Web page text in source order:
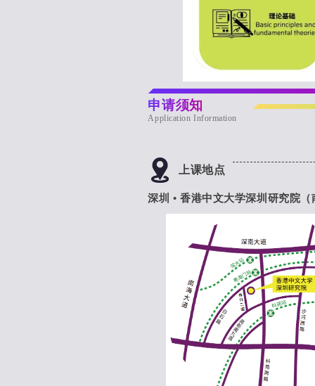
申请须知
Application Information
上课地点
深圳 • 香港中文大学深圳研究院